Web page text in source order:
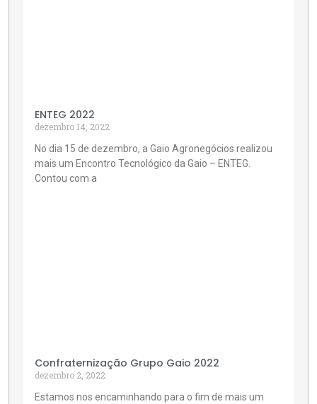
ENTEG 2022
dezembro 14, 2022
No dia 15 de dezembro, a Gaio Agronegócios realizou
mais um Encontro Tecnológico da Gaio – ENTEG.
Contou com a
Confraternização Grupo Gaio 2022
dezembro 2, 2022
Estamos nos encaminhando para o fim de mais um